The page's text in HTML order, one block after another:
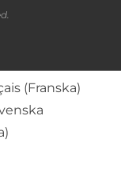
(Franska)
)